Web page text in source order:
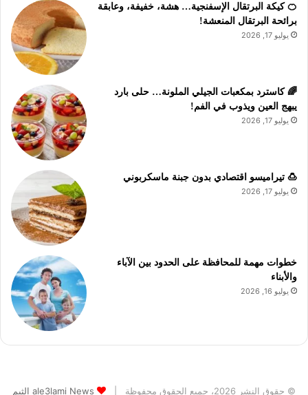
🍊 كيكة البرتقال الإسفنجية… هشة، خفيفة، وعابقة
برائحة البرتقال المنعشة!
يوليو 17, 2026
🌈 كاسترد بمكعبات الجيلي الملونة… حلى بارد
يبهج العين ويذوب في الفم!
يوليو 17, 2026
🍮 تيراميسو اقتصادي بدون جبنة ماسكربوني
يوليو 17, 2026
خطوات مهمة للمحافظة على الحدود بين الآباء
والأبناء
يوليو 16, 2026
© حقوق النشر 2026، جميع الحقوق محفوظة | ale3lami News الثيم